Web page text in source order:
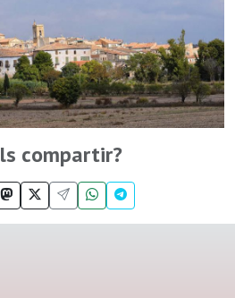
compartir?